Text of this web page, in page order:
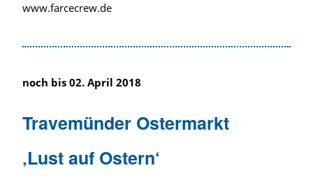
www.farcecrew.de
noch bis 02. April 2018
Travemünder Ostermarkt
‚Lust auf Ostern‘